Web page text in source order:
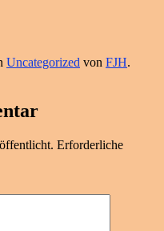
Uncategorized von FJH.
Erforderliche